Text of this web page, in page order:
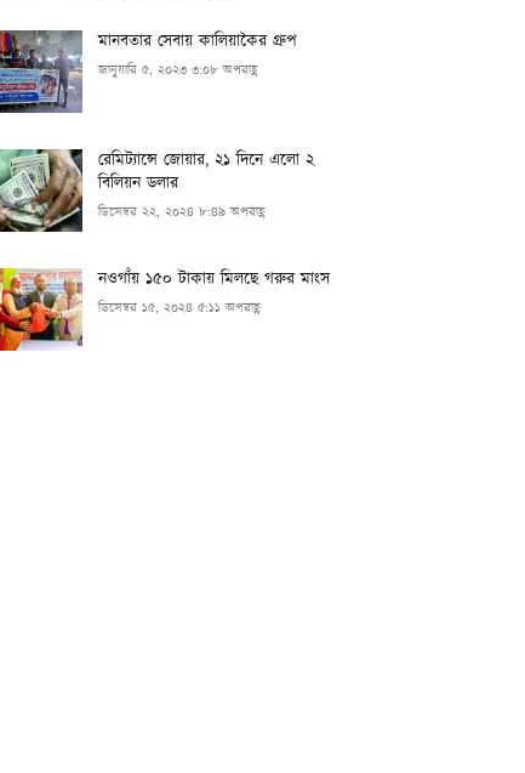
মানবতার সেবায় কালিয়াকৈর গ্রুপ
জানুয়ারি ৫, ২০২৩ ৩:০৮ অপরাহ্ণ
রেমিট্যান্সে জোয়ার, ২১ দিনে এলো ২
বিলিয়ন ডলার
ডিসেম্বর ২২, ২০২৪ ৮:৪৯ অপরাহ্ণ
নওগাঁয় ১৫০ টাকায় মিলছে গরুর মাংস
ডিসেম্বর ১৫, ২০২৪ ৫:১১ অপরাহ্ণ